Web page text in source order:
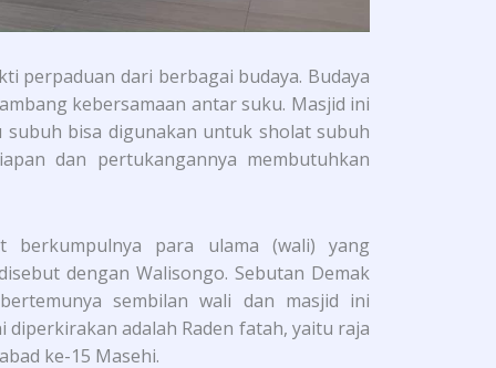
perpaduan dari berbagai budaya. Budaya
kebersamaan antar suku. Masjid ini
bisa digunakan untuk sholat subuh
dan pertukangannya membutuhkan
berkumpulnya para ulama (wali) yang
dengan Walisongo. Sebutan Demak
sembilan wali dan masjid ini
adalah Raden fatah, yaitu raja
ke-15 Masehi.